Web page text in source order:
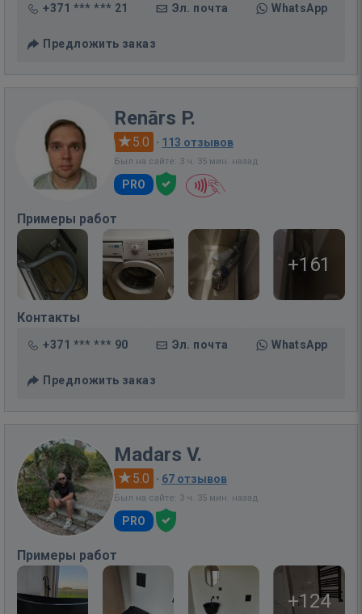
+371 *** *** 21 Эл. почта WhatsApp
Предложить заказ
Renārs P.
5.0 · 113 отзывов
Был на сайте: 3 ч. 35 мин. назад
PRO
Примеры работ
+161
Контакты
+371 *** *** 90 Эл. почта WhatsApp
Предложить заказ
Madars V.
5.0 · 67 отзывов
Был на сайте: 3 ч. 35 мин. назад
PRO
Примеры работ
+124